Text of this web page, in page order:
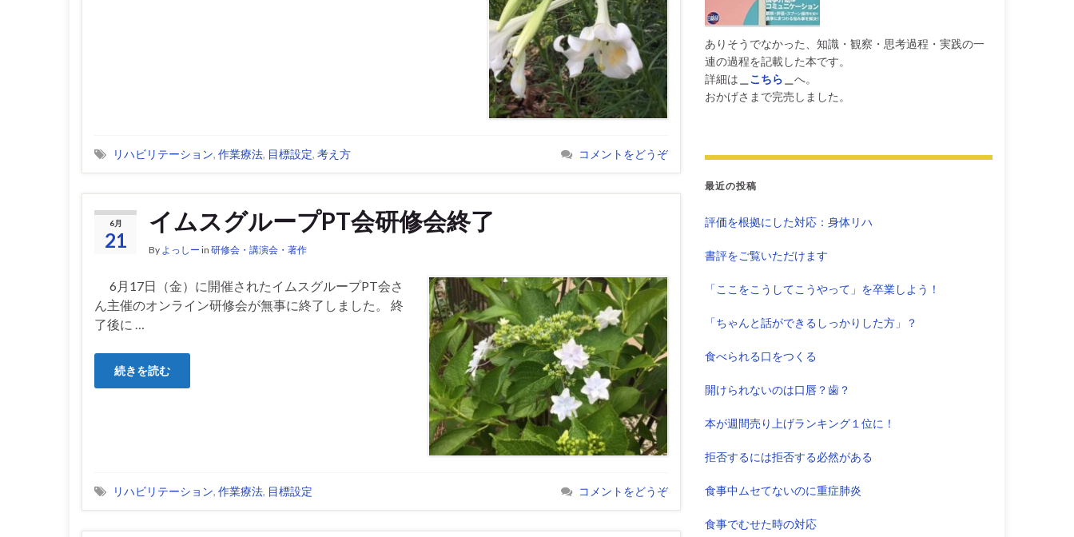
リハビリテーション, 作業療法, 目標設定, 考え方 コメントをどうぞ
6月
21
イムスグループPT会研修会終了
By よっしー in 研修会・講演会・著作
6月17日（金）に開催されたイムスグループPT会さ
ん主催のオンライン研修会が無事に終了しました。 終
了後に …
続きを読む
リハビリテーション, 作業療法, 目標設定 コメントをどうぞ
ありそうでなかった、知識・観察・思考過程・実践の一
連の過程を記載した本です。
詳細は
こちら
へ。
おかげさまで完売しました。
最近の投稿
評価を根拠にした対応：身体リハ
書評をご覧いただけます
「ここをこうしてこうやって」を卒業しよう！
「ちゃんと話ができるしっかりした方」？
食べられる口をつくる
開けられないのは口唇？歯？
本が週間売り上げランキング１位に！
拒否するには拒否する必然がある
食事中ムセてないのに重症肺炎
食事でむせた時の対応